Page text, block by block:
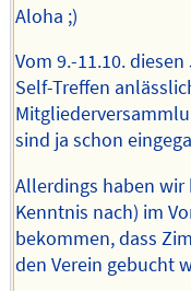
Aloha ;)
Vom 9.-11.10.
Self-Treffen
sind ja schon
Allerdings haben
Kenntnis nach) im
bekommen, dass
den Verein gebucht